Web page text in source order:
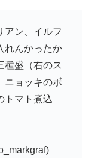
アン、イルフ
れんかったか
種盛（右のス
ニョッキのボ
トマト煮込